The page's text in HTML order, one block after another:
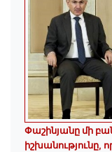
Փաշինյանը մի